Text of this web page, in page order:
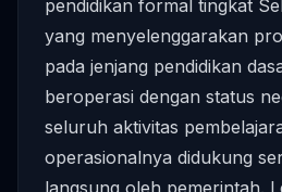
pendidikan formal tingkat
yang menyelenggarakan
pada jenjang pendidikan
beroperasi dengan status
seluruh aktivitas
operasionalnya didukung
langsung oleh pemerintah.